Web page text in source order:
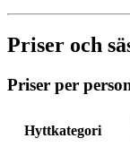
Priser och
Priser per
Hyttkategori